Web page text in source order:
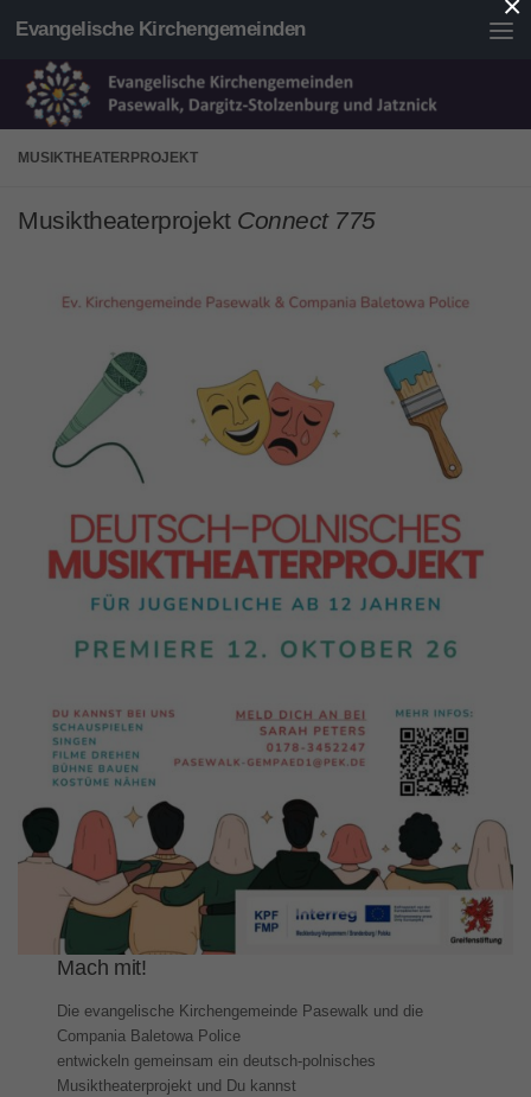
Unter dem Inhalt
Evangelische Kirchengemeinden
MUSIKTHEATERPROJEKT
Musiktheaterprojekt Connect 775
Mach mit!
Die evangelische Kirchengemeinde Pasewalk und die
Compania Baletowa Police
entwickeln gemeinsam ein deutsch-polnisches
Musiktheaterprojekt und Du kannst